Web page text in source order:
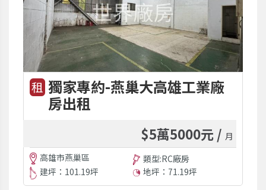
租 獨家專約-燕巢大高雄工業廠
房出租
$5萬5000元 / 月
高雄市燕巢區
類型:RC廠房
建坪：101.19坪
地坪：71.19坪